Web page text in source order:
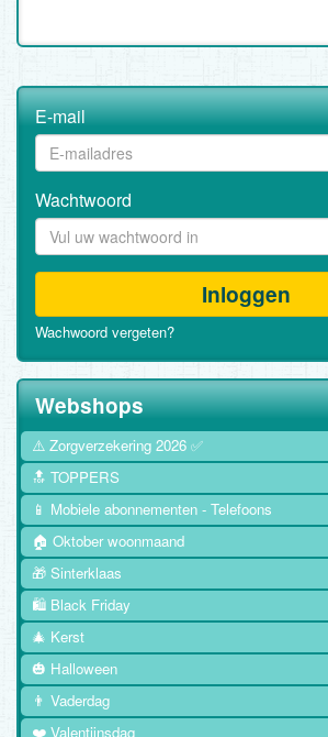
E-mail
Wachtwoord
Inloggen
Wachwoord vergeten?
Webshops
⚠️ Zorgverzekering 2026 ✅
🔝 TOPPERS
📱 Mobiele abonnementen - Telefoons
🏠 Oktober woonmaand
🎁 Sinterklaas
🛍️ Black Friday
🎄 Kerst
🎃 Halloween
👨 Vaderdag
❤️ Valentijnsdag